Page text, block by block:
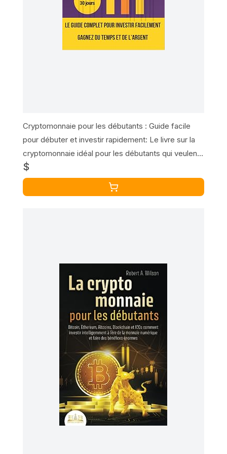
Cryptomonnaie pour les débutants : Guide facile
pour débuter et investir rapidement: Le livre sur la
cryptomonnaie idéal pour les débutants qui veulent
investir sans effort
$